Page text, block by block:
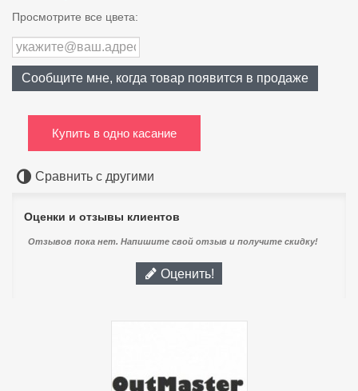
Просмотрите все цвета:
Сообщите мне, когда товар появится в продаже
Купить в одно касание
Сравнить с другими
Оценки и отзывы клиентов
Отзывов пока нет. Напишите свой отзыв и получите скидку!
Оценить!